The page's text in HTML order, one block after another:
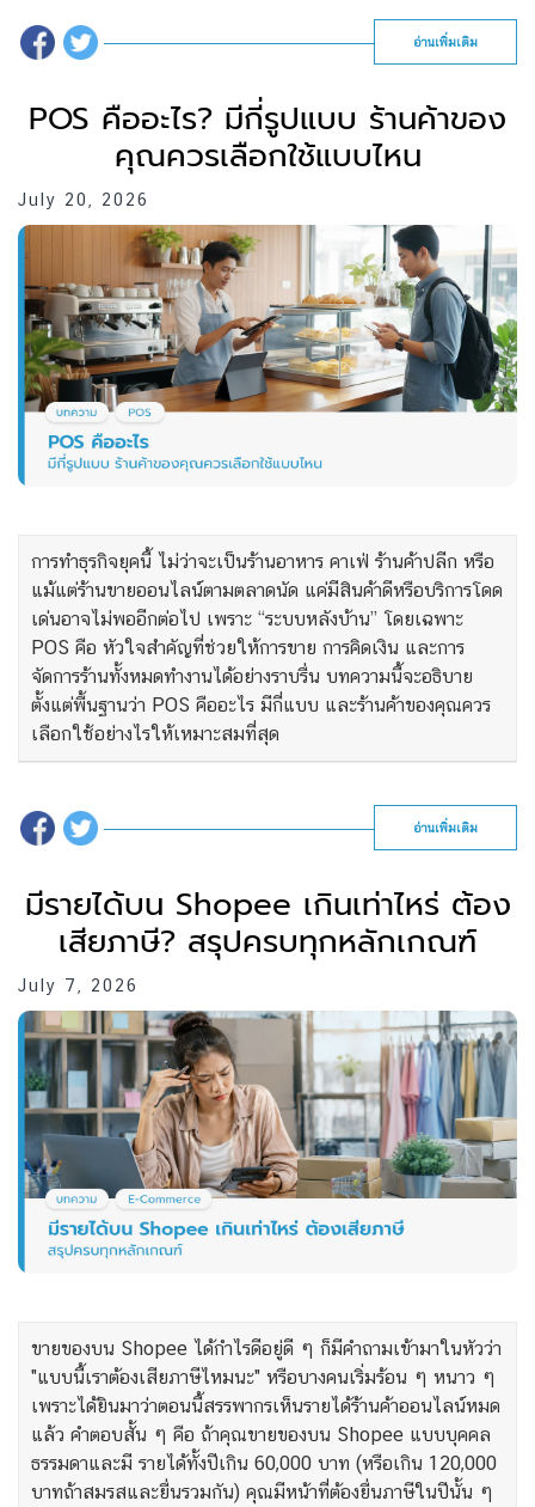
อ่านเพิ่มเติม
POS คืออะไร? มีกี่รูปแบบ ร้านค้าของ
คุณควรเลือกใช้แบบไหน
July 20, 2026
การทำธุรกิจยุคนี้ ไม่ว่าจะเป็นร้านอาหาร คาเฟ่ ร้านค้าปลีก หรือ
แม้แต่ร้านขายออนไลน์ตามตลาดนัด แค่มีสินค้าดีหรือบริการโดด
เด่นอาจไม่พออีกต่อไป เพราะ “ระบบหลังบ้าน” โดยเฉพาะ
POS คือ หัวใจสำคัญที่ช่วยให้การขาย การคิดเงิน และการ
จัดการร้านทั้งหมดทำงานได้อย่างราบรื่น บทความนี้จะอธิบาย
ตั้งแต่พื้นฐานว่า POS คืออะไร มีกี่แบบ และร้านค้าของคุณควร
เลือกใช้อย่างไรให้เหมาะสมที่สุด
อ่านเพิ่มเติม
มีรายได้บน Shopee เกินเท่าไหร่ ต้อง
เสียภาษี? สรุปครบทุกหลักเกณฑ์
July 7, 2026
ขายของบน Shopee ได้กำไรดีอยู่ดี ๆ ก็มีคำถามเข้ามาในหัวว่า
"แบบนี้เราต้องเสียภาษีไหมนะ" หรือบางคนเริ่มร้อน ๆ หนาว ๆ
เพราะได้ยินมาว่าตอนนี้สรรพากรเห็นรายได้ร้านค้าออนไลน์หมด
แล้ว คำตอบสั้น ๆ คือ ถ้าคุณขายของบน Shopee แบบบุคคล
ธรรมดาและมี รายได้ทั้งปีเกิน 60,000 บาท (หรือเกิน 120,000
บาทถ้าสมรสและยื่นรวมกัน) คุณมีหน้าที่ต้องยื่นภาษีในปีนั้น ๆ